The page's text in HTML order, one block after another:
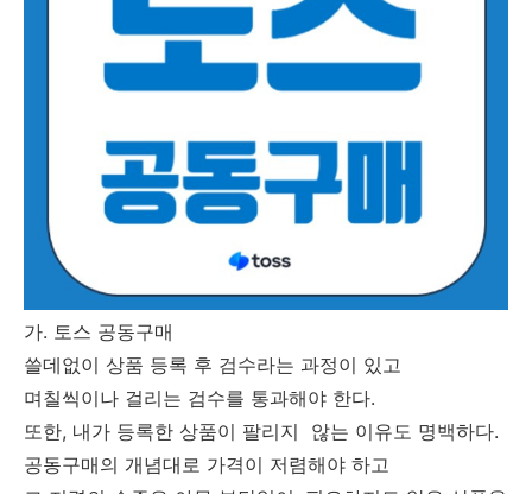
가. 토스 공동구매
쓸데없이 상품 등록 후 검수라는 과정이 있고
며칠씩이나 걸리는 검수를 통과해야 한다.
또한, 내가 등록한 상품이 팔리지 않는 이유도 명백하다.
공동구매의 개념대로 가격이 저렴해야 하고